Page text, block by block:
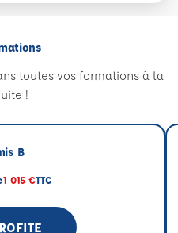
toutes vos formations à la
!
B
1 015 €TTC